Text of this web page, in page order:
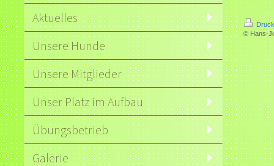
Aktuelles
Unsere Hunde
Unsere Mitglieder
Unser Platz im Aufbau
Übungsbetrieb
Galerie
© Hans-